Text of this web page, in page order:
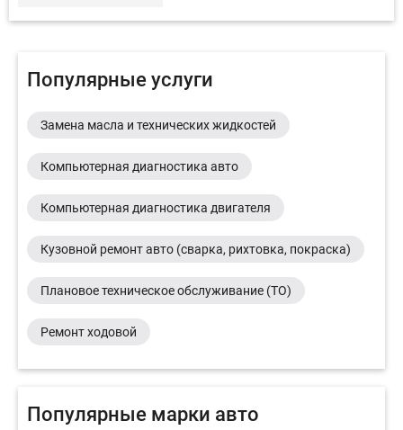
Популярные услуги
Замена масла и технических жидкостей
Компьютерная диагностика авто
Компьютерная диагностика двигателя
Кузовной ремонт авто (сварка, рихтовка, покраска)
Плановое техническое обслуживание (ТО)
Ремонт ходовой
Популярные марки авто